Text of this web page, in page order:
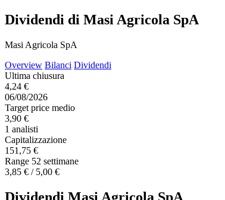
Dividendi di Masi Agricola SpA
Masi Agricola SpA
Overview Bilanci Dividendi
Ultima chiusura
4,24 €
06/08/2026
Target price medio
3,90 €
1 analisti
Capitalizzazione
151,75 €
Range 52 settimane
3,85 € / 5,00 €
Dividendi Masi Agricola SpA